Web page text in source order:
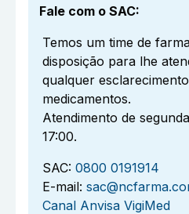
Fale com o SAC:
Temos um time de
disposição para lhe
qualquer
medicamentos.
Atendimento de
17:00.
SAC: 0800 0191914
E-mail:
Canal Anvisa VigiMed